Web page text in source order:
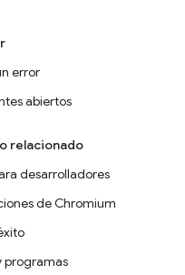
error
abiertos
relacionado
desarrolladores
de Chromium
programas